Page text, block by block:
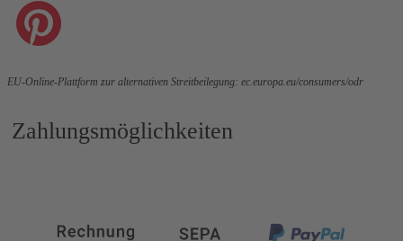
EU-Online-Plattform zur alternativen Streitbeilegung: ec.europa.eu/consumers/odr
Zahlungsmöglichkeiten